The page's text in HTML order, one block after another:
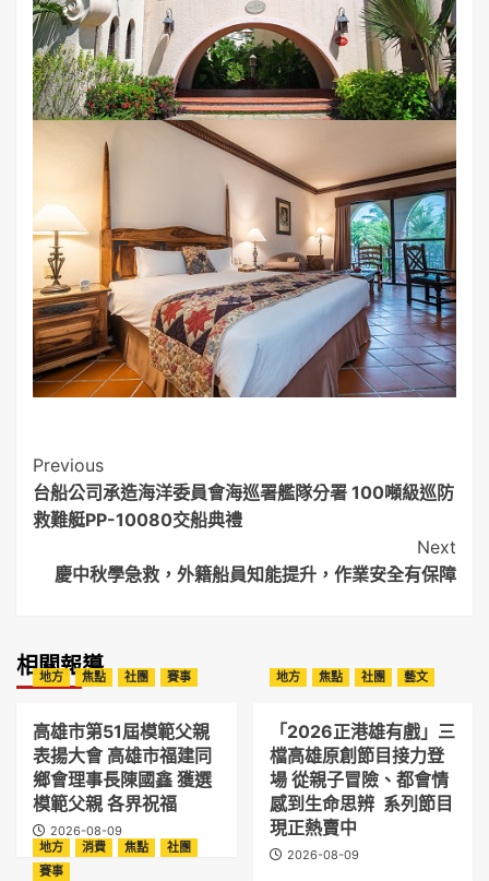
Post
Navigation
Previous
台船公司承造海洋委員會海巡署艦隊分署 100噸級巡防
救難艇PP-10080交船典禮
Next
慶中秋學急救，外籍船員知能提升，作業安全有保障
相關報導
地方 焦點 社團 賽事
高雄市第51屆模範父親
表揚大會 高雄市福建同
鄉會理事長陳國鑫 獲選
模範父親 各界祝福
2026-08-09
地方 焦點 社團 藝文
「2026正港雄有戲」三
檔高雄原創節目接力登
場 從親子冒險、都會情
感到生命思辨 系列節目
現正熱賣中
2026-08-09
地方 消費 焦點
社團
賽事